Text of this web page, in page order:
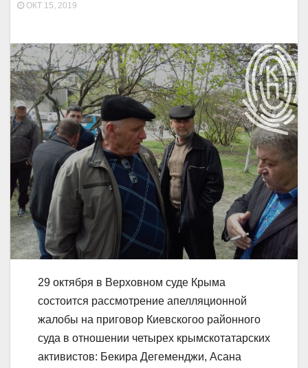
ОКТ 15, 2019
29 октября в Верховном суде Крыма
состоится рассмотрение апелляционной
жалобы на приговор Киевскогоо районного
суда в отношении четырех крымскотатарских
активистов: Бекира Дегеменджи, Асана